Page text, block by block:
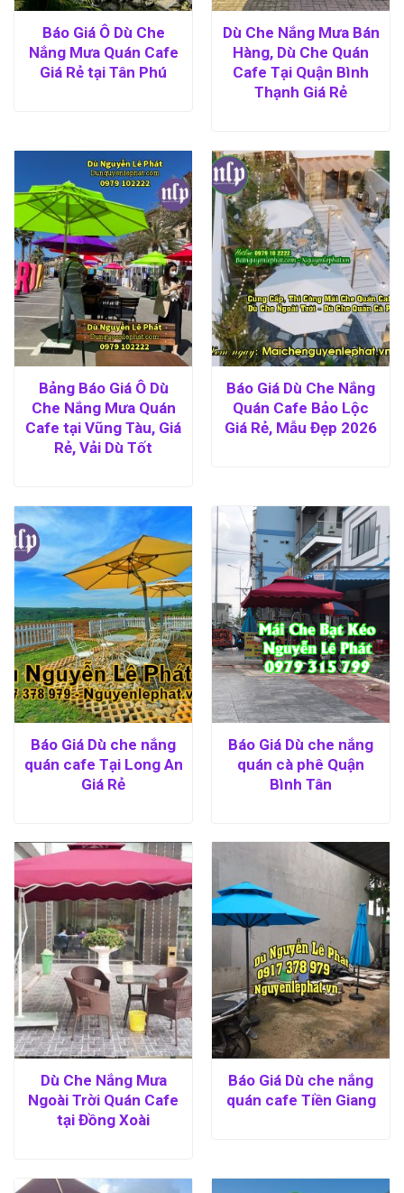
Báo Giá Ô Dù Che
Nắng Mưa Quán Cafe
Giá Rẻ tại Tân Phú
Dù Che Nắng Mưa Bán
Hàng, Dù Che Quán
Cafe Tại Quận Bình
Thạnh Giá Rẻ
Bảng Báo Giá Ô Dù
Che Nắng Mưa Quán
Cafe tại Vũng Tàu, Giá
Rẻ, Vải Dù Tốt
Báo Giá Dù Che Nắng
Quán Cafe Bảo Lộc
Giá Rẻ, Mẫu Đẹp 2026
Báo Giá Dù che nắng
quán cafe Tại Long An
Giá Rẻ
Báo Giá Dù che nắng
quán cà phê Quận
Bình Tân
Dù Che Nắng Mưa
Ngoài Trời Quán Cafe
tại Đồng Xoài
Báo Giá Dù che nắng
quán cafe Tiền Giang